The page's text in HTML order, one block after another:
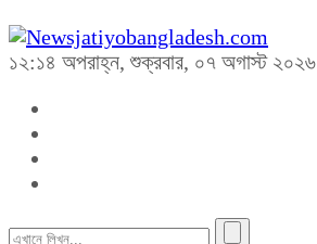
১২:১৪ অপরাহ্ন, শুক্রবার, ০৭ অগাস্ট ২০২৬